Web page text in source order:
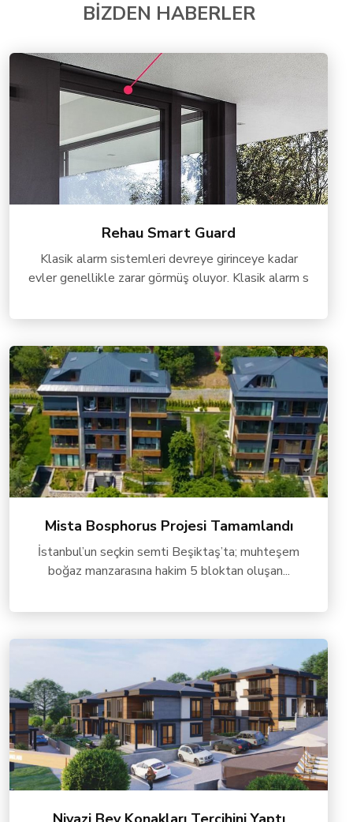
BİZDEN HABERLER
Rehau Smart Guard
Klasik alarm sistemleri devreye girinceye kadar
evler genellikle zarar görmüş oluyor. Klasik alarm s
Mista Bosphorus Projesi Tamamlandı
İstanbul’un seçkin semti Beşiktaş’ta; muhteşem
boğaz manzarasına hakim 5 bloktan oluşan...